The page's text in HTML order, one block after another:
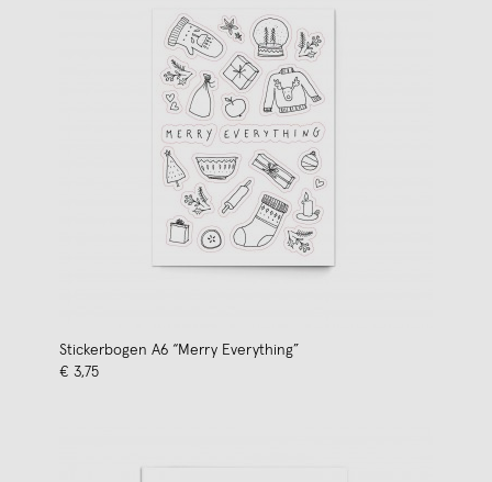
Stickerbogen A6 “Merry Everything”
€ 3,75